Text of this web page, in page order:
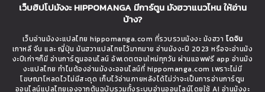
เว็บฮิปโปมังงะ HIPPOMANGA มีการ์ตูน มังฮวาแนวไหน ให้อ่าน
บ้าง?
เว็บอ่านมังงะแปลไทย hippomanga.com ที่รวบรวมมังงะ มังฮวา โดจิน
เกาหลี จีน และ ญี่ปุ่น มันฮวาแปลไทยไว้มากมาย อ่านมังงะปี 2023 หรือจะอ่านมัง
งะปีเก่าๆก็มี อ่านการ์ตูนออนไลน์ อัพเดตตอนใหม่ทุกวัน ผ่านแอพฟรี app อ่านมัง
งะแปลไทย ทำไมต้องอ่านมังงะออนไลน์ที่ hippomanga.com เพราะไม่มี
โฆษณาโหลดไวไม่มีสะดุด เก็บไว้อ่านภายหลังได้ไม่ว่าจะเป็นการอ่านการ์ตูน
ออนไลน์แปลไทยเองจากต้นฉบับรวมทั้งระบบอ่านออนไลน์โดยใช้ AI อ่านมังงะ